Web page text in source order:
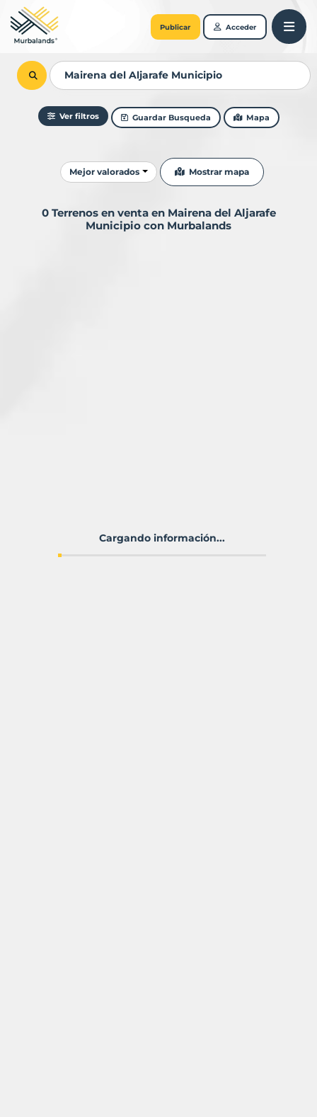
Publicar Acceder
Ver filtros Guardar Busqueda Mapa
Ordenar resultados
Mejor valorados Mostrar mapa
0 Terrenos en venta en Mairena del Aljarafe
Municipio con Murbalands
Cargando información...